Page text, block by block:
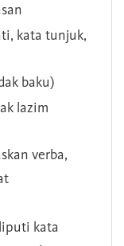
kata tunjuk,
baku)
lazim
verba,
kata